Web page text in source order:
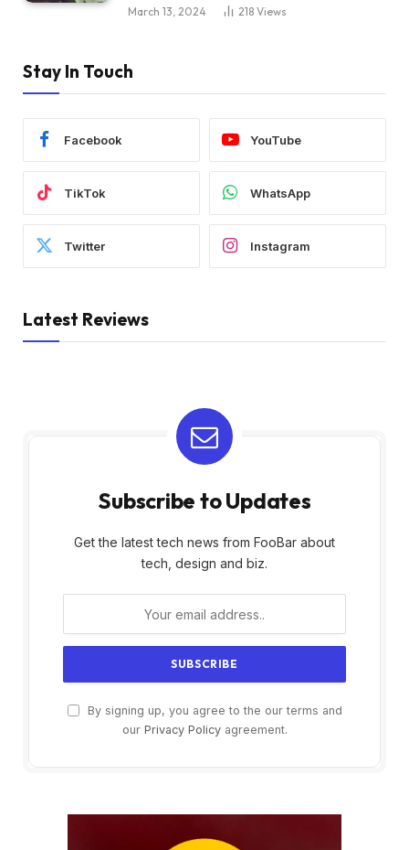
March 13, 2024 218 Views
Stay In Touch
Facebook YouTube
TikTok WhatsApp
Twitter Instagram
Latest Reviews
Subscribe to Updates
Get the latest tech news from FooBar about
tech, design and biz.
By signing up, you agree to the our terms and
our Privacy Policyagreement.